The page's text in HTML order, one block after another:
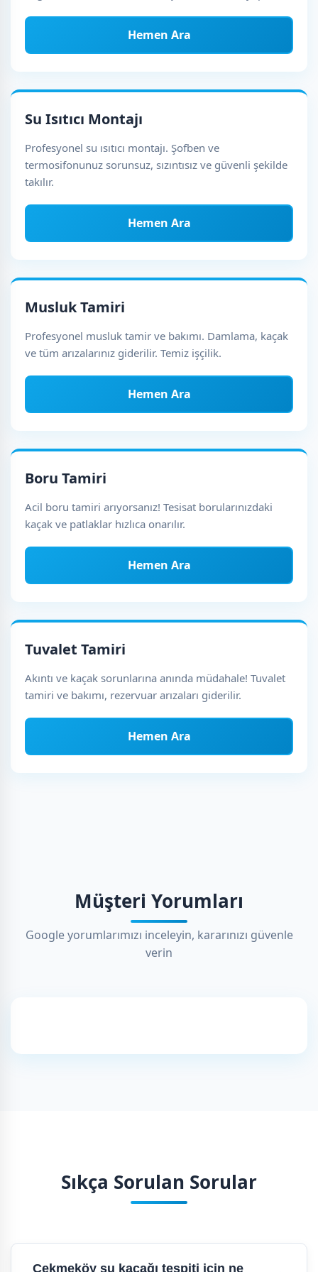
Hemen Ara
Su Isıtıcı Montajı
Profesyonel su ısıtıcı montajı. Şofben ve
termosifonunuz sorunsuz, sızıntısız ve güvenli şekilde
takılır.
Hemen Ara
Musluk Tamiri
Profesyonel musluk tamir ve bakımı. Damlama, kaçak
ve tüm arızalarınız giderilir. Temiz işçilik.
Hemen Ara
Boru Tamiri
Acil boru tamiri arıyorsanız! Tesisat borularınızdaki
kaçak ve patlaklar hızlıca onarılır.
Hemen Ara
Tuvalet Tamiri
Akıntı ve kaçak sorunlarına anında müdahale! Tuvalet
tamiri ve bakımı, rezervuar arızaları giderilir.
Hemen Ara
Müşteri Yorumları
Google yorumlarımızı inceleyin, kararınızı güvenle
verin
Sıkça Sorulan Sorular
Çekmeköy su kaçağı tespiti için ne